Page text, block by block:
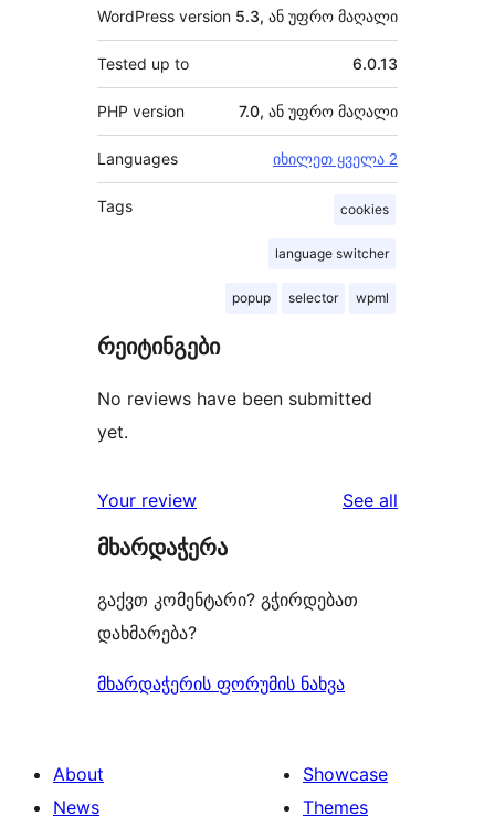
WordPress version 5.3, ან უფრო მაღალი
Tested up to 6.0.13
PHP version 7.0, ან უფრო მაღალი
Languages იხილეთ ყველა 2
Tags cookies
language switcher
popup selector wpml
რეიტინგები
No reviews have been submitted
yet.
Your review See all
მხარდაჭერა
გაქვთ კომენტარი? გჭირდებათ
დახმარება?
მხარდაჭერის ფორუმის ნახვა
About
News
Showcase
Themes